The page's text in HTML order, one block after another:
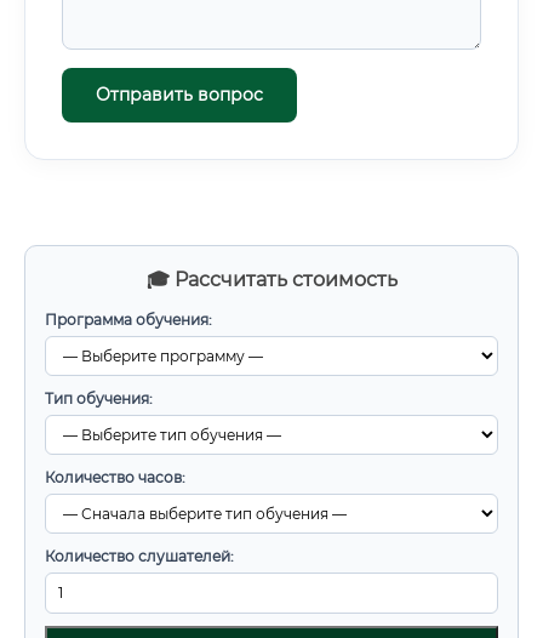
🎓 Рассчитать стоимость
Программа обучения:
Тип обучения:
Количество часов:
Количество слушателей:
Отправить вопрос